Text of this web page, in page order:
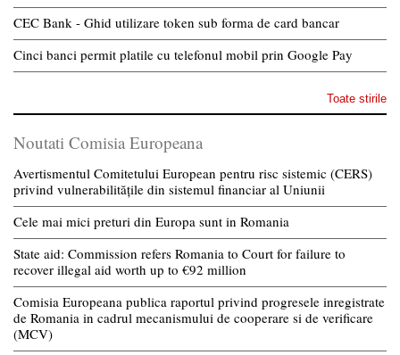
CEC Bank - Ghid utilizare token sub forma de card bancar
Cinci banci permit platile cu telefonul mobil prin Google Pay
Toate stirile
Noutati Comisia Europeana
Avertismentul Comitetului European pentru risc sistemic (CERS)
privind vulnerabilitățile din sistemul financiar al Uniunii
Cele mai mici preturi din Europa sunt in Romania
State aid: Commission refers Romania to Court for failure to
recover illegal aid worth up to €92 million
Comisia Europeana publica raportul privind progresele inregistrate
de Romania in cadrul mecanismului de cooperare si de verificare
(MCV)